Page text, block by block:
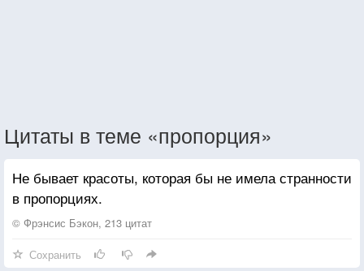
Цитаты в теме «пропорция»
Не бывает красоты, которая бы не имела странности
в пропорциях.
© Фрэнсис Бэкон, 213 цитат
Сохранить